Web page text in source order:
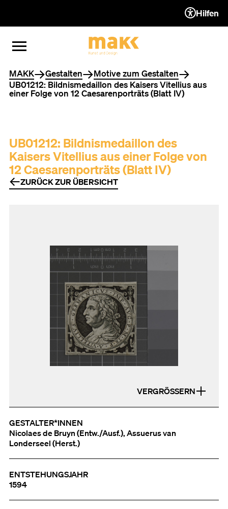
ZUM INHALT (ACCESSKEY 1)
ZUR NAVIGATION
ZUM FOOTER (ACCESSKEY 3)
MENÜ ÖFFNEN
MENÜ SCHLIESSEN
Hilfen
Sie befinden sich hier
MAKK Gestalten
Motive zum Gestalten
UB01212: Bildnismedaillon des Kaisers Vitellius aus
einer Folge von 12 Caesarenporträts (Blatt IV)
UB01212: Bildnismedaillon des
Kaisers Vitellius aus einer Folge von
12 Caesarenporträts (Blatt IV)
ZURÜCK ZUR ÜBERSICHT
VERGRÖSSERN
GESTALTER*INNEN
Nicolaes de Bruyn (Entw./Ausf.), Assuerus van
Londerseel (Herst.)
ENTSTEHUNGSJAHR
1594